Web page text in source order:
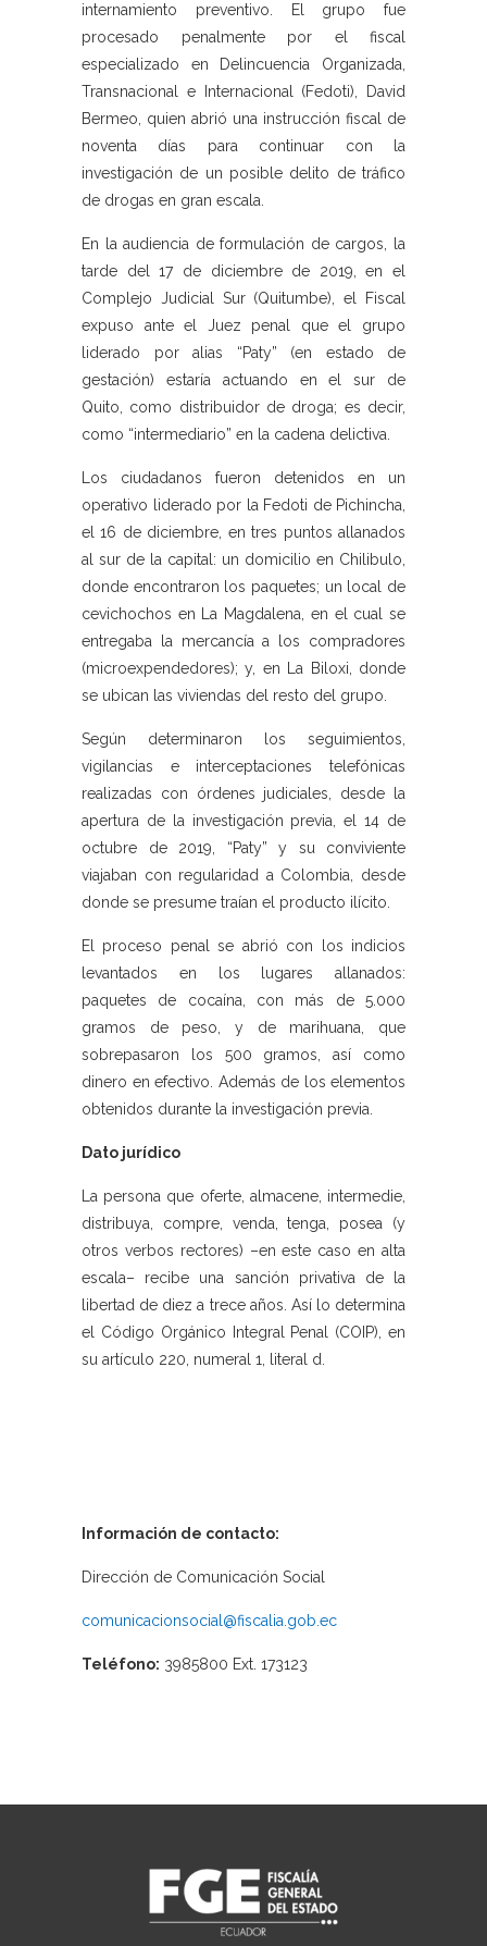
internamiento preventivo. El grupo fue
procesado penalmente por el fiscal
especializado en Delincuencia Organizada,
Transnacional e Internacional (Fedoti), David
Bermeo, quien abrió una instrucción fiscal de
noventa días para continuar con la
investigación de un posible delito de tráfico
de drogas en gran escala.
En la audiencia de formulación de cargos, la
tarde del 17 de diciembre de 2019, en el
Complejo Judicial Sur (Quitumbe), el Fiscal
expuso ante el Juez penal que el grupo
liderado por alias “Paty” (en estado de
gestación) estaría actuando en el sur de
Quito, como distribuidor de droga; es decir,
como “intermediario” en la cadena delictiva.
Los ciudadanos fueron detenidos en un
operativo liderado por la Fedoti de Pichincha,
el 16 de diciembre, en tres puntos allanados
al sur de la capital: un domicilio en Chilibulo,
donde encontraron los paquetes; un local de
cevichochos en La Magdalena, en el cual se
entregaba la mercancía a los compradores
(microexpendedores); y, en La Biloxi, donde
se ubican las viviendas del resto del grupo.
Según determinaron los seguimientos,
vigilancias e interceptaciones telefónicas
realizadas con órdenes judiciales, desde la
apertura de la investigación previa, el 14 de
octubre de 2019, “Paty” y su conviviente
viajaban con regularidad a Colombia, desde
donde se presume traían el producto ilícito.
El proceso penal se abrió con los indicios
levantados en los lugares allanados:
paquetes de cocaína, con más de 5.000
gramos de peso, y de marihuana, que
sobrepasaron los 500 gramos, así como
dinero en efectivo. Además de los elementos
obtenidos durante la investigación previa.
Dato jurídico
La persona que oferte, almacene, intermedie,
distribuya, compre, venda, tenga, posea (y
otros verbos rectores) –en este caso en alta
escala– recibe una sanción privativa de la
libertad de diez a trece años. Así lo determina
el Código Orgánico Integral Penal (COIP), en
su artículo 220, numeral 1, literal d.
Información de contacto:
Dirección de Comunicación Social
comunicacionsocial@fiscalia.gob.ec
Teléfono: 3985800 Ext. 173123